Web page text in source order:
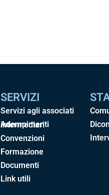
SERVIZI
Servizi agli associati
Adempimenti intermediari
Convenzioni
Formazione
Documenti
Link utili